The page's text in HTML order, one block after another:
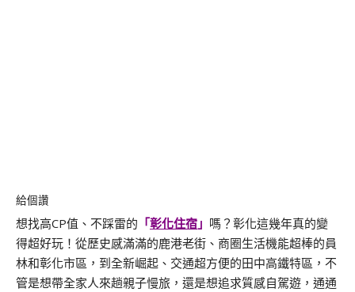
給個讚
想找高CP值、不踩雷的 「彰化住宿 」 嗎？彰化這幾年真的變
得超好玩！從歷史感滿滿的鹿港老街、商圈生活機能超棒的員
林和彰化市區，到全新崛起、交通超方便的田中高鐵特區，不
管是想帶全家人來趟親子慢旅，還是想追求質感自駕遊，通通